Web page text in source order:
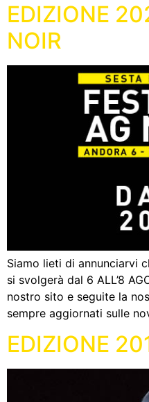
EDIZIONE
NOIR
Siamo lieti di annunciarvi
si svolgerà dal 6 ALL’8
nostro sito e seguite la
sempre aggiornati sulle
EDIZIONE